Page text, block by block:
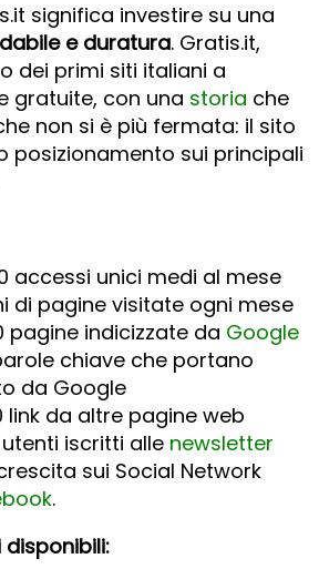
significa investire su una
e duratura. Gratis.it,
dei primi siti italiani a
gratuite, con una storia che
non si è più fermata: il sito
posizionamento sui principali
accessi unici medi al mese
di pagine visitate ogni mese
pagine indicizzate da Google
chiave che portano
da Google
link da altre pagine web
utenti iscritti alle newsletter
sui Social Network
.